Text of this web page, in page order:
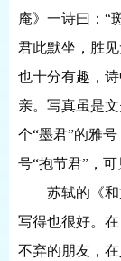
庵》一诗曰：“
君此默坐，胜
也十分有趣，
亲。写真虽是
个“墨君”的雅
号“抱节君”，可
苏轼的《
写得也很好。
不弃的朋友，